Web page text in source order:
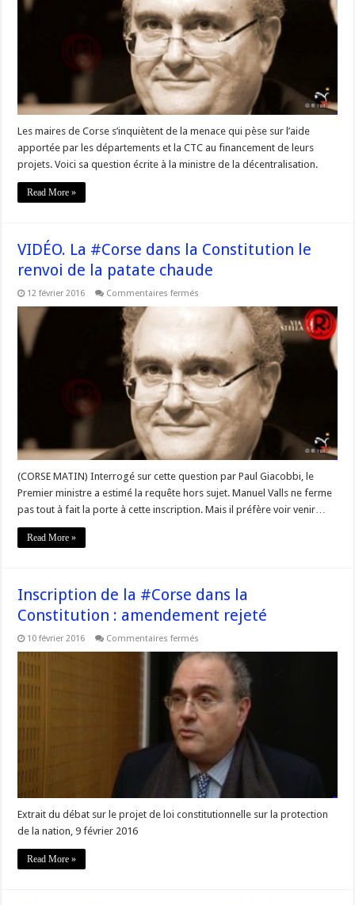
compétence
:
lever
les
ambiguïtés
de
la
loi
NOTRe »
Les maires de Corse s’inquiètent de la menace qui pèse sur l’aide
apportée par les départements et la CTC au financement de leurs
projets. Voici sa question écrite à la ministre de la décentralisation.
Read More »
VIDÉO. La #Corse dans la Constitution le
renvoi de la patate chaude
12 février 2016 Commentaires fermés
Constitution
le
renvoi
de
la
patate
chaude
(CORSE MATIN) Interrogé sur cette question par Paul Giacobbi, le
Premier ministre a estimé la requête hors sujet. Manuel Valls ne ferme
pas tout à fait la porte à cette inscription. Mais il préfère voir venir…
Read More »
Inscription de la #Corse dans la
Constitution : amendement rejeté
10 février 2016 Commentaires fermés
de
la
#Corse
dans
la
Constitution
:
amendement
Extrait du débat sur le projet de loi constitutionnelle sur la protection
de la nation, 9 février 2016
Read More »